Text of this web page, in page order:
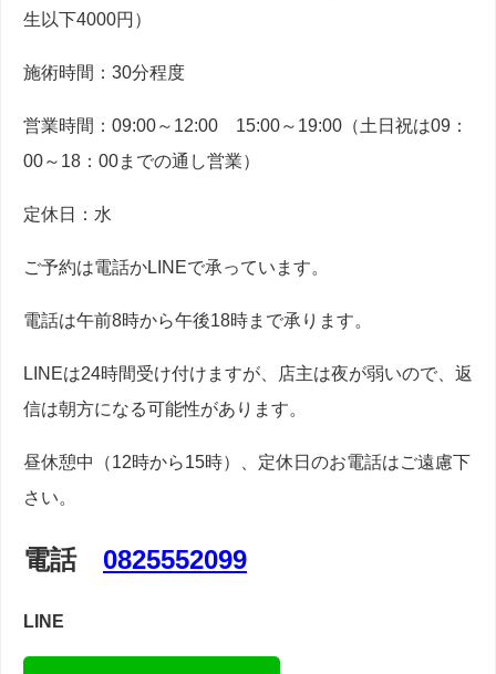
生以下4000円）
施術時間：30分程度
営業時間：09:00～12:00 15:00～19:00（土日祝は09：
00～18：00までの通し営業）
定休日：水
ご予約は電話かLINEで承っています。
電話は午前8時から午後18時まで承ります。
LINEは24時間受け付けますが、店主は夜が弱いので、返
信は朝方になる可能性があります。
昼休憩中（12時から15時）、定休日のお電話はご遠慮下
さい。
電話 0825552099
LINE